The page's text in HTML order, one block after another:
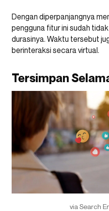
Dengan diperpanjangnya
pengguna fitur ini sudah
durasinya. Waktu tersebut
berinteraksi secara virtual.
Tersimpan
via Search